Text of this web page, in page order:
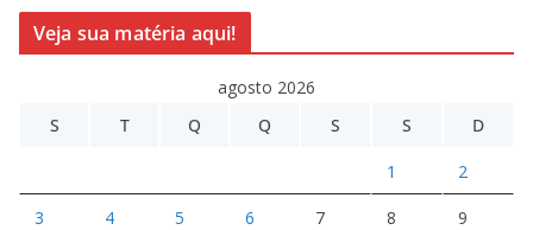
Veja sua matéria aqui!
agosto 2026
S
T Q Q S S D
1 2
3 4 5 6 7 8 9